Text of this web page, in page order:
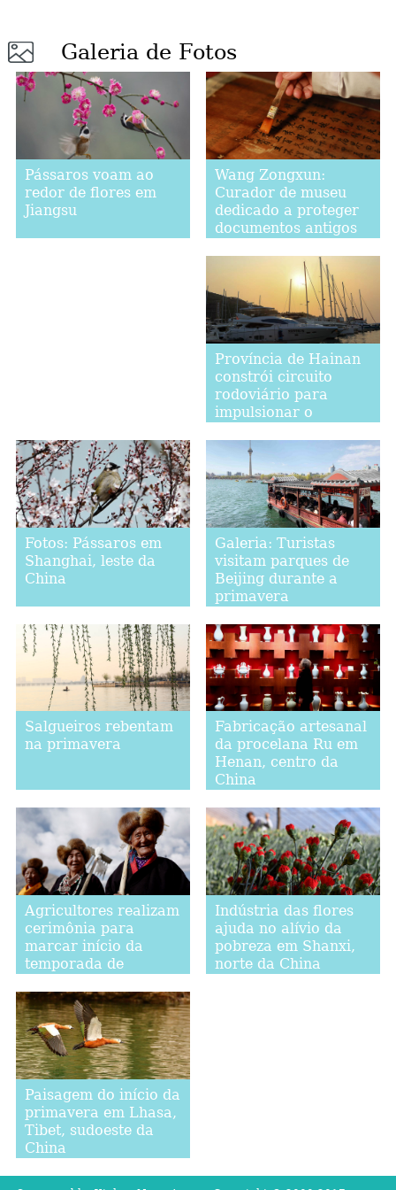
Galeria de Fotos
Pássaros voam ao
redor de flores em
Jiangsu
Wang Zongxun:
Curador de museu
dedicado a proteger
documentos antigos
Província de Hainan
constrói circuito
rodoviário para
impulsionar o
Fotos: Pássaros em
Shanghai, leste da
China
Galeria: Turistas
visitam parques de
Beijing durante a
primavera
Salgueiros rebentam
na primavera
Fabricação artesanal
da procelana Ru em
Henan, centro da
China
Agricultores realizam
cerimônia para
marcar início da
temporada de
sudoeste da China
Indústria das flores
ajuda no alívio da
pobreza em Shanxi,
norte da China
Paisagem do início da
primavera em Lhasa,
Tibet, sudoeste da
China